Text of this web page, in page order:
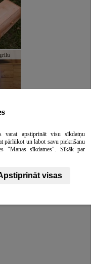
varat apstiprināt visu sīkdatņu
pārlūkot un labot savu piekrišanu
"Manas sīkdatnes". Sīkāk par
visas